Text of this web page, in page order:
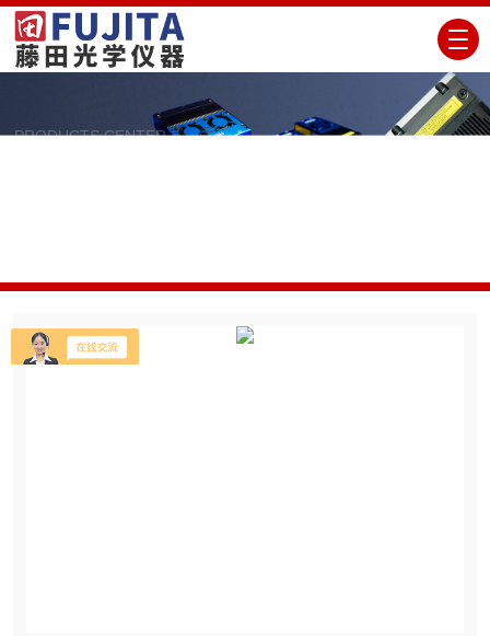
PRODUCTS CENTER